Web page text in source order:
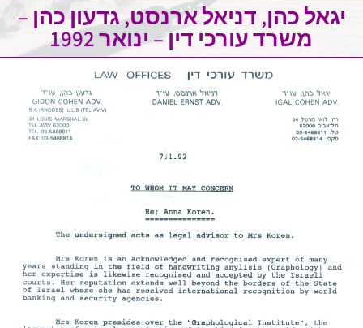
יגאל כהן, דניאל ארנסט, גדעון כהן –
משרד עורכי דין – ינואר 1992